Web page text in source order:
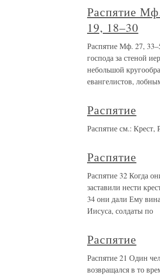
Распятие
19, 18–30
Распятие Мф. 27,
господа за стеной
небольшой
евангелистов,
Распятие
Распятие см.: Крест,
Распятие
Распятие 32 Когда
заставили нести
34 они дали Ему
Иисуса, солдаты по
Распятие
Распятие 21 Один
возвращался в то